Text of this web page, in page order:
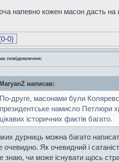
напевно кожен масон дасть на
0)
повідомлення:
MaryanZ написав:
По-друге, масонами були
президентське намисло Петлюри
цікавих історичних фактів багато.
дурниць можна багато
очевидно. Як очевидний і
знаю, чи може існувати щось